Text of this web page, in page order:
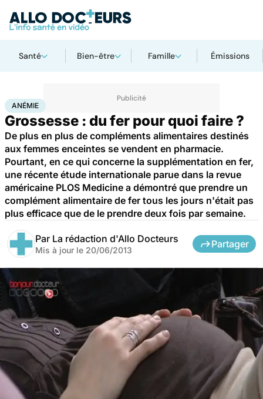
Santé Bien-être Famille Émissions
AccueilSanté
ANÉMIE
Grossesse : du fer pour quoi faire ?
De plus en plus de compléments alimentaires destinés
aux femmes enceintes se vendent en pharmacie.
Pourtant, en ce qui concerne la supplémentation en fer,
une récente étude internationale parue dans la revue
américaine PLOS Medicine a démontré que prendre un
complément alimentaire de fer tous les jours n'était pas
plus efficace que de le prendre deux fois par semaine.
Par La rédaction d'Allo Docteurs
Mis à jour le 20/06/2013
Partager